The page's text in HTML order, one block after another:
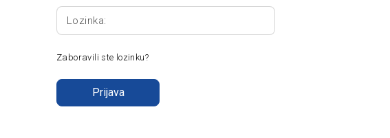
Lozinka:
Zaboravili ste lozinku?
Prijava